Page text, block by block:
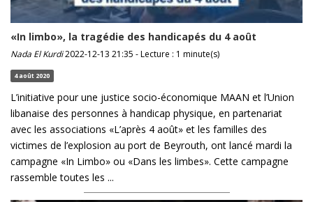
«In limbo», la tragédie des handicapés du 4 août
Nada El Kurdi2022-12-13 21:35 - Lecture : 1 minute(s)
4 août 2020
L’initiative pour une justice socio-économique MAAN et l’Union
libanaise des personnes à handicap physique, en partenariat
avec les associations «L’après 4 août» et les familles des
victimes de l’explosion au port de Beyrouth, ont lancé mardi la
campagne «In Limbo» ou «Dans les limbes». Cette campagne
rassemble toutes les ...